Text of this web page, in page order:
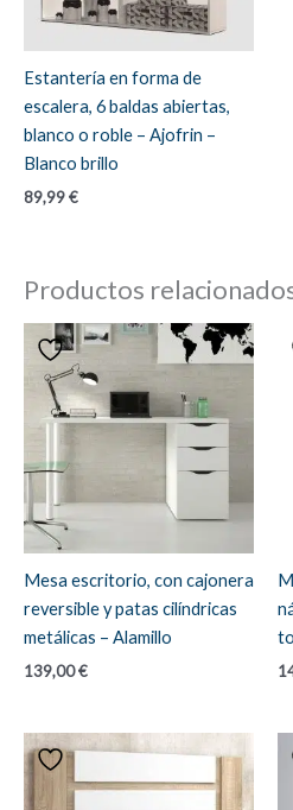
Estantería en forma de
escalera, 6 baldas abiertas,
blanco o roble – Ajofrin –
Blanco brillo
89,99€
Productos
Mesa escritorio, con cajonera
reversible y patas cilíndricas
metálicas – Alamillo
139,00€